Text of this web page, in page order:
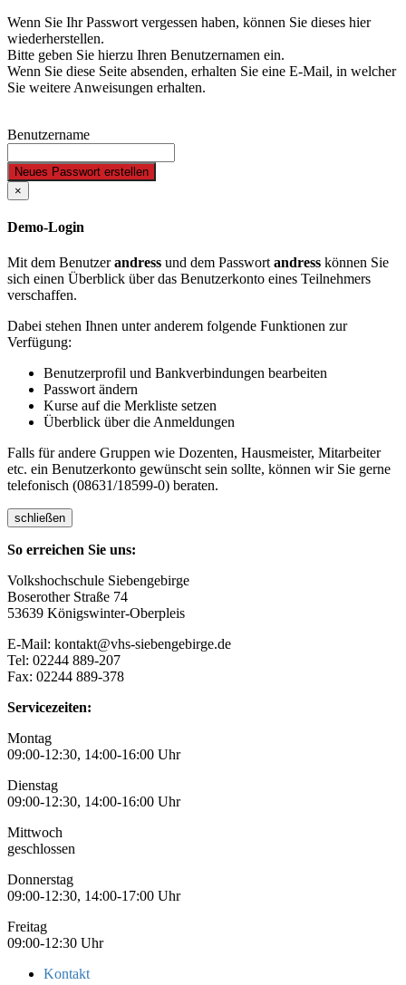
Wenn Sie Ihr Passwort vergessen haben, können Sie dieses hier
wiederherstellen.
Bitte geben Sie hierzu Ihren Benutzernamen ein.
Wenn Sie diese Seite absenden, erhalten Sie eine E-Mail, in welcher
Sie weitere Anweisungen erhalten.
Benutzername
Neues Passwort erstellen
×
Demo-Login
Mit dem Benutzerandress und dem Passwortandress können Sie
sich einen Überblick über das Benutzerkonto eines Teilnehmers
verschaffen.
Dabei stehen Ihnen unter anderem folgende Funktionen zur
Verfügung:
Benutzerprofil und Bankverbindungen bearbeiten
Passwort ändern
Kurse auf die Merkliste setzen
Überblick über die Anmeldungen
Falls für andere Gruppen wie Dozenten, Hausmeister, Mitarbeiter
etc. ein Benutzerkonto gewünscht sein sollte, können wir Sie gerne
telefonisch (08631/18599-0) beraten.
schließen
So erreichen Sie uns:
Volkshochschule Siebengebirge
Boserother Straße 74
53639 Königswinter-Oberpleis
E-Mail: kontakt@vhs-siebengebirge.de
Tel: 02244 889-207
Fax: 02244 889-378
Servicezeiten:
Montag
09:00-12:30, 14:00-16:00 Uhr
Dienstag
09:00-12:30, 14:00-16:00 Uhr
Mittwoch
geschlossen
Donnerstag
09:00-12:30, 14:00-17:00 Uhr
Freitag
09:00-12:30 Uhr
Kontakt